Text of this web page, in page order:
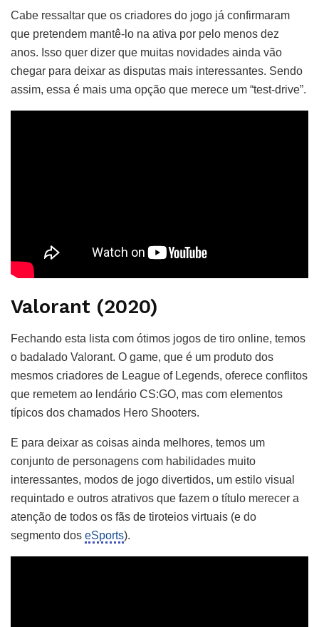
Cabe ressaltar que os criadores do jogo já confirmaram
que pretendem mantê-lo na ativa por pelo menos dez
anos. Isso quer dizer que muitas novidades ainda vão
chegar para deixar as disputas mais interessantes. Sendo
assim, essa é mais uma opção que merece um “test-drive”.
Valorant (2020)
Fechando esta lista com ótimos jogos de tiro online, temos
o badalado Valorant. O game, que é um produto dos
mesmos criadores de League of Legends, oferece conflitos
que remetem ao lendário CS:GO, mas com elementos
típicos dos chamados Hero Shooters.
E para deixar as coisas ainda melhores, temos um
conjunto de personagens com habilidades muito
interessantes, modos de jogo divertidos, um estilo visual
requintado e outros atrativos que fazem o título merecer a
atenção de todos os fãs de tiroteios virtuais (e do
segmento dos eSports).